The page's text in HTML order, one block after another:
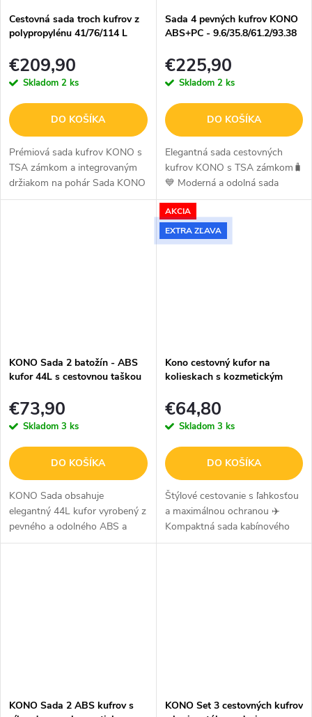
Cestovná sada troch kufrov z
polypropylénu 41/76/114 L
€209,90
Skladom 2 ks
DO KOŠÍKA
Prémiová sada kufrov KONO s
TSA zámkom a integrovaným
držiakom na pohár Sada KONO
prináša kompletné cestovné
Sada 4 pevných kufrov KONO
ABS+PC - 9.6/35.8/61.2/93.38
€225,90
Skladom 2 ks
DO KOŠÍKA
Elegantná sada cestovných
kufrov KONO s TSA zámkom🧳
💙 Moderná a odolná sada
batožiny KONO ponúka všetko,
čo potrebujete na pohodlné
cestovanie – od kompaktnej
kozmetickej...
KONO Sada 2 batožín - ABS
kufor 44L s cestovnou taškou
€73,90
Skladom 3 ks
DO KOŠÍKA
KONO Sada obsahuje
elegantný 44L kufor vyrobený z
pevného a odolného ABS a
príručnú batožinu - cestovnú
AKCIA
EXTRA ZĽAVA
Kono cestovný kufor na
kolieskach s kozmetickým
zeleno-hnedý
€64,80
Skladom 3 ks
DO KOŠÍKA
Štýlové cestovanie s ľahkosťou
a maximálnou ochranou ✈️
Kompaktná sada kabínového
kufra a kozmetického kufríka v
KONO Sada 2 ABS kufrov s
KONO Set 3 cestovných kufrov